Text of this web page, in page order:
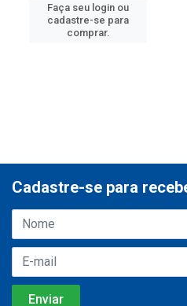
Faça seu login ou
cadastre-se para
comprar.
Cadastre-se para